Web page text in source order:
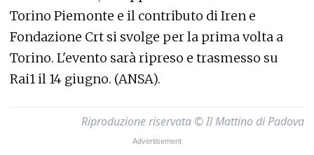
Torino Piemonte e il contributo di Iren e
Fondazione Crt si svolge per la prima volta a
Torino. L'evento sarà ripreso e trasmesso su
Rai1 il 14 giugno. (ANSA).
Riproduzione riservata © Il Mattino di Padova